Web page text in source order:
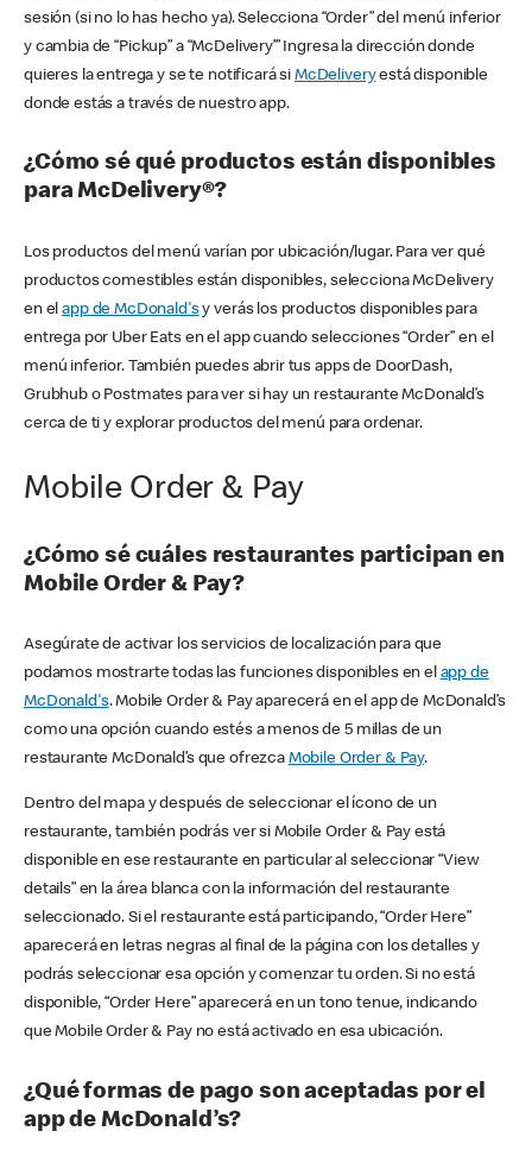
sesión (si no lo has hecho ya). Selecciona “Order” del menú inferior
y cambia de “Pickup” a “McDelivery’” Ingresa la dirección donde
quieres la entrega y se te notificará si McDeliveryestá disponible
donde estás a través de nuestro app.
¿Cómo sé qué productos están disponibles
para McDelivery®?
Los productos del menú varían por ubicación/lugar. Para ver qué
productos comestibles están disponibles, selecciona McDelivery
en elapp de McDonald'sy verás los productos disponibles para
entrega por Uber Eats en el app cuando selecciones “Order” en el
menú inferior. También puedes abrir tus apps de DoorDash,
Grubhub o Postmates para ver si hay un restaurante McDonald’s
cerca de ti y explorar productos del menú para ordenar.
Mobile Order & Pay
¿Cómo sé cuáles restaurantes participan en
Mobile Order & Pay?
Asegúrate de activar los servicios de localización para que
podamos mostrarte todas las funciones disponibles en el app de
McDonald's. Mobile Order & Pay aparecerá en el app de McDonald’s
como una opción cuando estés a menos de 5 millas de un
restaurante McDonald’s que ofrezca Mobile Order & Pay.
Dentro del mapa y después de seleccionar el ícono de un
restaurante, también podrás ver si Mobile Order & Pay está
disponible en ese restaurante en particular al seleccionar “View
details” en la área blanca con la información del restaurante
seleccionado. Si el restaurante está participando, “Order Here”
aparecerá en letras negras al final de la página con los detalles y
podrás seleccionar esa opción y comenzar tu orden. Si no está
disponible, “Order Here” aparecerá en un tono tenue, indicando
que Mobile Order & Pay no está activado en esa ubicación.
¿Qué formas de pago son aceptadas por el
app de McDonald’s?